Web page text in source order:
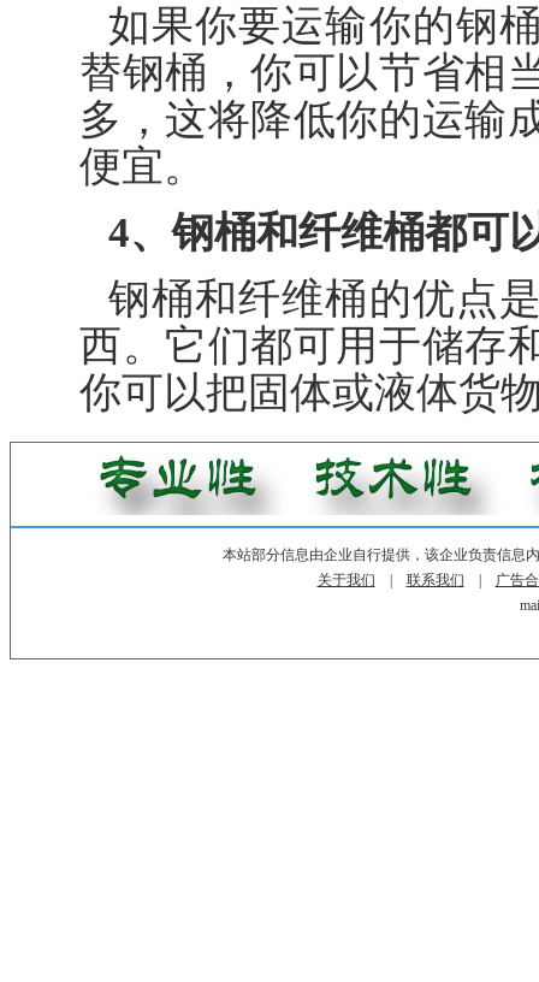
如果你要运输你的钢
替钢桶，你可以节省相
多，这将降低你的运输
便宜。
4、钢桶和纤维桶都可
钢桶和纤维桶的优点
西。它们都可用于储存
你可以把固体或液体货
本站部分信息由企业自行提供，该企业负责信息
关于我们
联系我们
广告